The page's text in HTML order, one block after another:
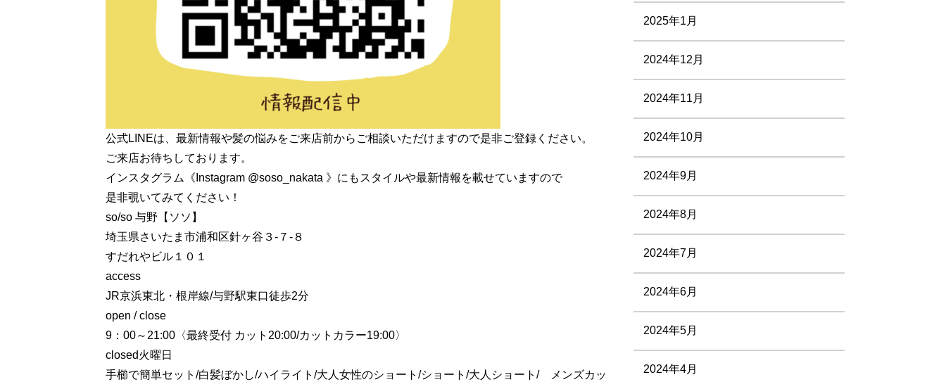
公式LINEは、最新情報や髪の悩みをご来店前からご相談いただけますので是非ご登録ください。
ご来店お待ちしております。
インスタグラム《Instagram @soso_nakata 》にもスタイルや最新情報を載せていますので
是非覗いてみてください！
so/so 与野【ソソ】
埼玉県さいたま市浦和区針ヶ谷３-７-８
すだれやビル１０１
access
JR京浜東北・根岸線/与野駅東口徒歩2分
open / close
9：00～21:00〈最終受付 カット20:00/カットカラー19:00〉
closed火曜日
手櫛で簡単セット/白髪ぼかし/ハイライト/大人女性のショート/ショート/大人ショート/ メンズカッ
2025年1月
2024年12月
2024年11月
2024年10月
2024年9月
2024年8月
2024年7月
2024年6月
2024年5月
2024年4月